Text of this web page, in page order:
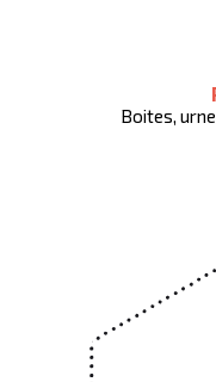
Boites,